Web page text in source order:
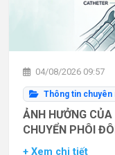
04/08/2026 09:57
Thông tin chuyên
ẢNH HƯỞNG
CHUYỂN PHÔI
+ Xem chi tiết